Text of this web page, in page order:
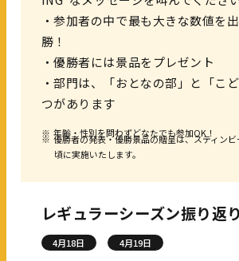
・参加者の中で最も大きな数値を
勝！
・優勝者には景品をプレゼント
・部門は、「おとなの部」と「こ
つがあります
※ 年齢・性別を問わずどなたでも参加OK！
※ 優勝者の発表・優勝景品の贈呈は、スティン
頃に実施いたします。
レギュラーシーズン振り返
4月18日 4月19日